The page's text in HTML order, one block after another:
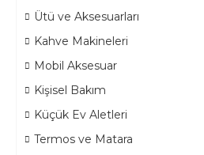
Ütü ve Aksesuarları
Kahve Makineleri
Mobil Aksesuar
Kişisel Bakım
Küçük Ev Aletleri
Termos ve Matara